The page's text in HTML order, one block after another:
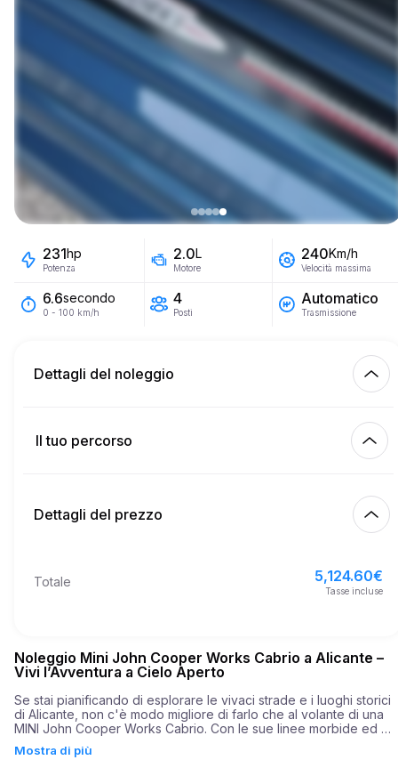
231hp
Potenza
2.0L
Motore
240Km/h
Velocità massima
6.6secondo
0 - 100 km/h
4
Posti
Automatico
Trasmissione
Dettagli del noleggio
450.00
21
3,000.00 €
Il tuo percorso
Fine
Dettagli del prezzo
Totale 5,124.60€
Tasse incluse
Noleggio Mini John Cooper Works Cabrio a Alicante –
Vivi l’Avventura a Cielo Aperto
Se stai pianificando di esplorare le vivaci strade e i luoghi storici
di Alicante, non c'è modo migliore di farlo che al volante di una
MINI John Cooper Works Cabrio. Con le sue linee morbide ed
sofisticazione moderna che dell'automobilismo classico.
Mostra di più